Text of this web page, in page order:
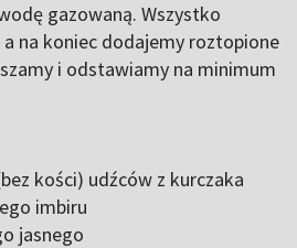
gazowaną. Wszystko
a na koniec dodajemy roztopione
i odstawiamy na minimum
kości) udźców z kurczaka
imbiru
jasnego